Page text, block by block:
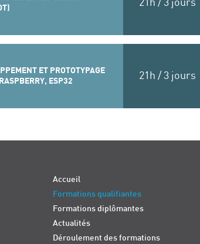
21h / 3 jours
ET PROTOTYPAGE
ESP32
21h / 3 jours
Accueil
Formations qualifiantes
Formations diplômantes
Actualités
Déroulement des formations